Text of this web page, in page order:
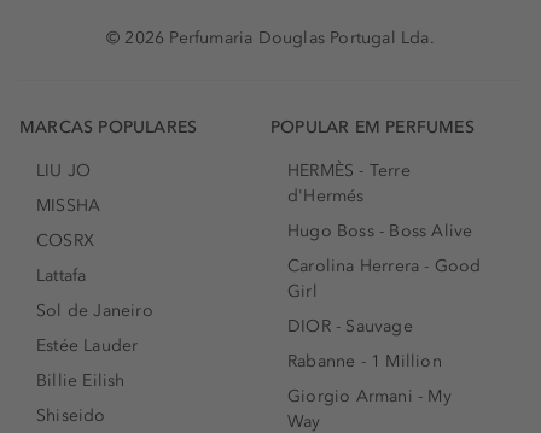
© 2026 Perfumaria Douglas Portugal Lda.
MARCAS POPULARES
LIU JO
MISSHA
COSRX
Lattafa
Sol de Janeiro
Estée Lauder
Billie Eilish
Shiseido
POPULAR EM PERFUMES
HERMÈS - Terre
d'Hermés
Hugo Boss - Boss Alive
Carolina Herrera - Good
Girl
DIOR - Sauvage
Rabanne - 1 Million
Giorgio Armani - My
Way